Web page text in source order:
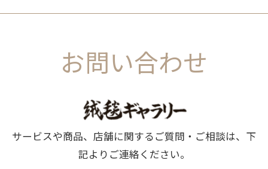
お問い合わせ
サービスや商品、店舗に関するご質問・ご相談は、下
記よりご連絡ください。